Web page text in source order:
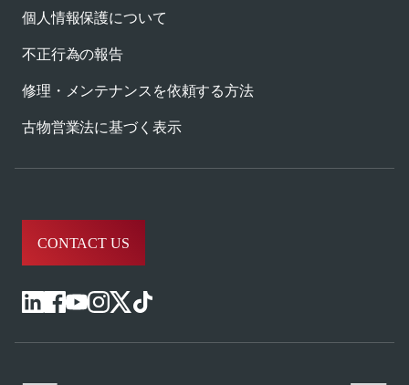
個人情報保護について
不正行為の報告
修理・メンテナンスを依頼する方法
古物営業法に基づく表示
CONTACT US